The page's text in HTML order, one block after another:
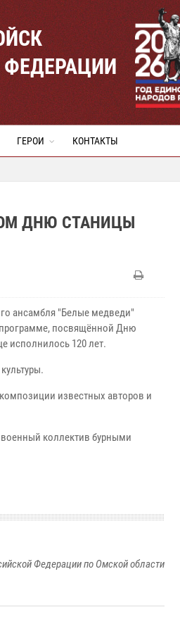
ГЕРОИ КОНТАКТЫ
ДНЮ СТАНИЦЫ
ансамбля "Белые медведи"
посвящённой Дню
исполнилось 120 лет.
известных авторов и
военный коллектив бурными
Федерации по Омской области